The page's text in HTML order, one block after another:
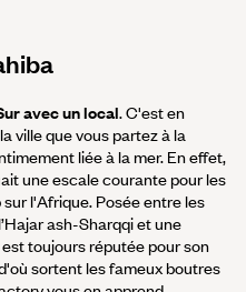
avec un local. C'est en
ville que vous partez à la
liée à la mer. En effet,
une escale courante pour les
l'Afrique. Posée entre les
ash-Sharqqi et une
toujours réputée pour son
sortent les fameux boutres